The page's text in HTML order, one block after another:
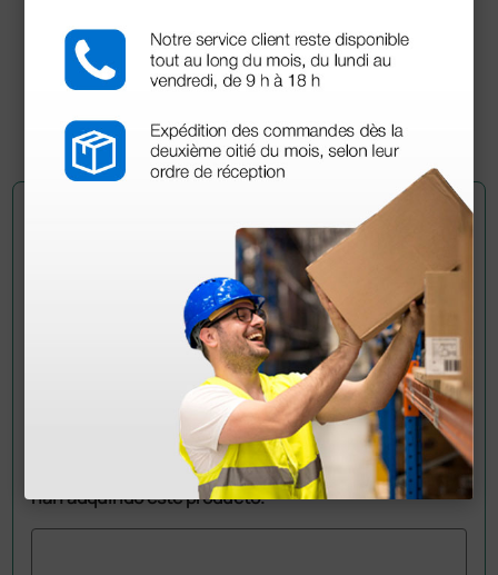
71,00 €
Pregúntale a un colega
¿Todavía tienes alguna duda? ¿Necesitas más
Envía ahora mismo tu pregunta a los colegas que ya
han adquirido este producto.